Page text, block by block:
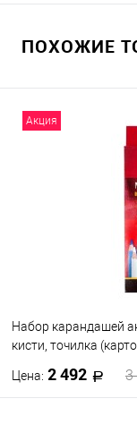
ПОХОЖИЕ
Акция
Набор карандашей
кисти, точилка
Цена: 2 492 3